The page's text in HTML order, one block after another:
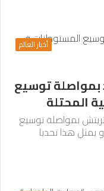
أخبار العالم
بمواصلة توسيع
المحتلة
بمواصلة توسيع
يمثل هذا تحديا